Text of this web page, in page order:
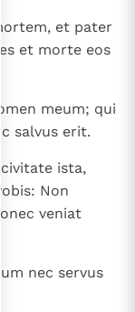
et pater
et morte eos
meum; qui
salvus erit.
ista,
Non
veniat
nec servus